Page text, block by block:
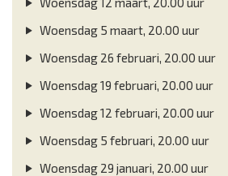
Woensdag 5 maart, 20.00 uur
Woensdag 26 februari, 20.00 uur
Woensdag 19 februari, 20.00 uur
Woensdag 12 februari, 20.00 uur
Woensdag 5 februari, 20.00 uur
Woensdag 29 januari, 20.00 uur